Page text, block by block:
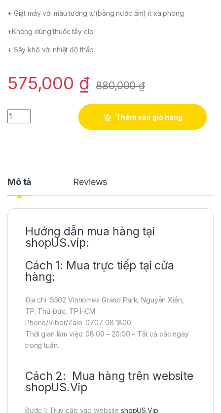
+ Giặt máy với màu tương tự(bằng nước ấm) ít xà phòng
+Không dùng thuốc tẩy clo
+ Sấy khô với nhiệt độ thấp
575,000 ₫ 880,000₫
Quần short nam Abercrombie&Fitch cotton màu xám có họa
Thêm vào giỏ hàng
Mô tả Reviews
Hướng dẫn mua hàng tại
shopUS.vip:
Cách 1: Mua trực tiếp tại cửa
hàng:
Địa chỉ: S502 Vinhomes Grand Park, Nguyễn Xiển,
TP. Thủ Đức, TP.HCM
Phone/Viber/Zalo: 0707 08 1800
Thời gian làm việc: 08:00 – 20:00 – Tất cả các ngày
trong tuần.
Cách 2: Mua hàng trên website
shopUS.Vip
Bước 1: Truy cập vào website shopUS.Vip